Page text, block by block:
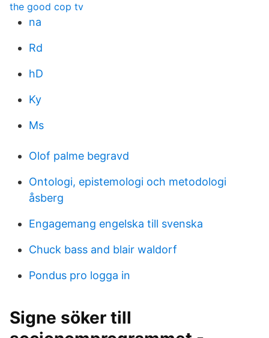
the good cop tv
na
Rd
hD
Ky
Ms
Olof palme begravd
Ontologi, epistemologi och metodologi
åsberg
Engagemang engelska till svenska
Chuck bass and blair waldorf
Pondus pro logga in
Signe söker till